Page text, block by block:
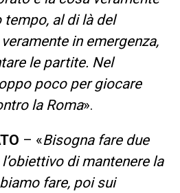
al di là del
in emergenza,
le partite. Nel
poco per giocare
la Roma».
– «Bisogna fare due
di mantenere la
fare, poi sui